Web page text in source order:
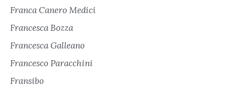
Franca Canero Medici
Francesca Bozza
Francesca Galleano
Francesco Paracchini
Fransibo